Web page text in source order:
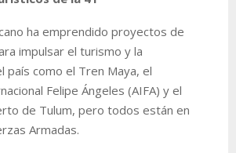
ha emprendido proyectos de
impulsar el turismo y la
país como el Tren Maya, el
Felipe Ángeles (AIFA) y el
de Tulum, pero todos están en
Armadas.